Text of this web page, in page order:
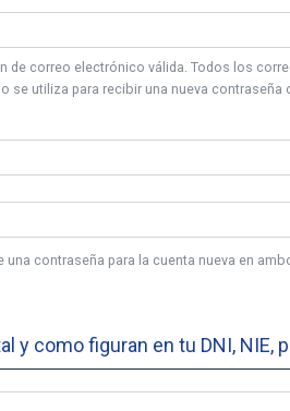
de correo electrónico válida. Todos los
se utiliza para recibir una nueva
una contraseña para la cuenta nueva en
y como figuran en tu DNI, NIE,